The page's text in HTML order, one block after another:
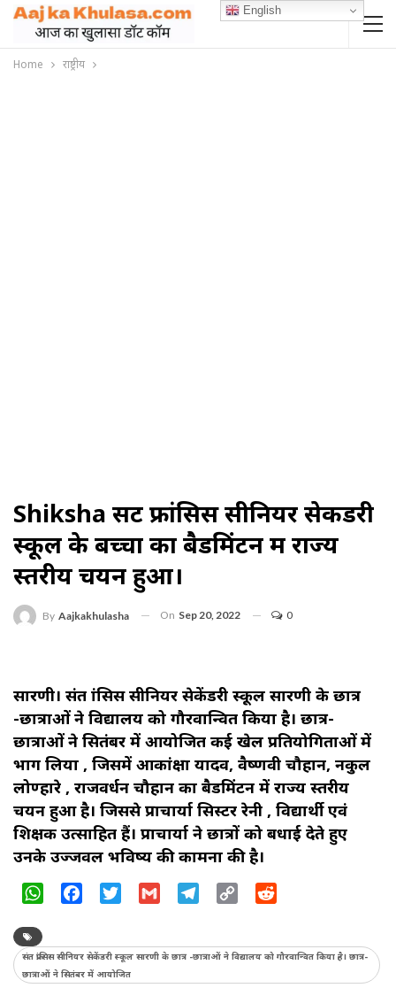
Home राष्ट्रीय
Shiksha सेंट फ्रांसिस सीनियर सेकेंडरी
स्कूल के बच्चों का बैडमिंटन में राज्य
स्तरीय चयन हुआ।
By Aajkakhulasha On Sep 20, 2022 0
सारणी। संत फ्रांसिस सीनियर सेकेंडरी स्कूल सारणी के छात्र
-छात्राओं ने विद्यालय को गौरवान्वित किया है। छात्र-
छात्राओं ने सितंबर में आयोजित कई खेल प्रतियोगिताओं में
भाग लिया , जिसमें आकांक्षा यादव, वैष्णवी चौहान, नकुल
लोण्हारे , राजवर्धन चौहान का बैडमिंटन में राज्य स्तरीय
चयन हुआ है। जिससे प्राचार्या सिस्टर रेनी , विद्यार्थी एवं
शिक्षक उत्साहित हैं। प्राचार्या ने छात्रों को बधाई देते हुए
उनके उज्जवल भविष्य की कामना की है।
WhatsAppFacebookTwitter Gmail Telegram
Copy
संत फ्रांसिस सीनियर सेकेंडरी स्कूल सारणी के छात्र -छात्राओं ने विद्यालय को गौरवान्वित किया है। छात्र-
छात्राओं ने सितंबर में आयोजित
English